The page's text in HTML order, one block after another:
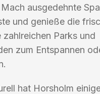
ausgedehnte
und genieße die
zahlreichen Parks und
zum Entspannen
hat Horsholm